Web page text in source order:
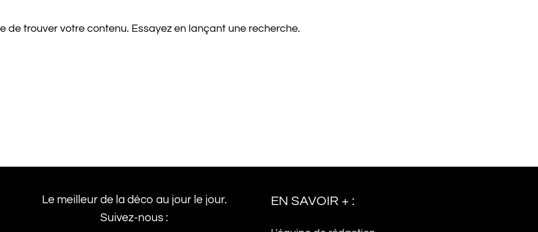
de trouver votre contenu. Essayez en lançant une recherche.
Le meilleur de la déco au jour le jour.
Suivez-nous :
EN SAVOIR + :